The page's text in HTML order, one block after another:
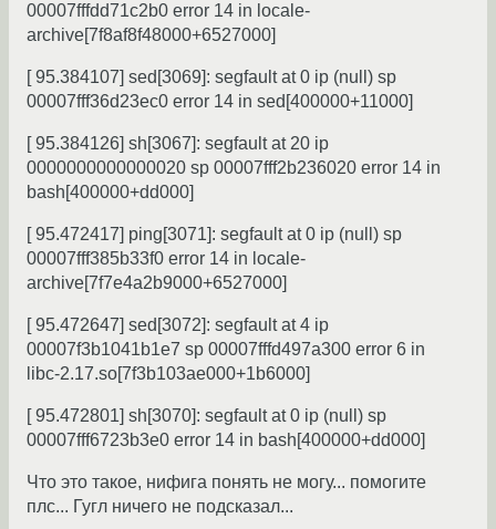
00007fffdd71c2b0 error 14 in locale-
archive[7f8af8f48000+6527000]
[ 95.384107] sed[3069]: segfault at 0 ip (null) sp
00007fff36d23ec0 error 14 in sed[400000+11000]
[ 95.384126] sh[3067]: segfault at 20 ip
0000000000000020 sp 00007fff2b236020 error 14 in
bash[400000+dd000]
[ 95.472417] ping[3071]: segfault at 0 ip (null) sp
00007fff385b33f0 error 14 in locale-
archive[7f7e4a2b9000+6527000]
[ 95.472647] sed[3072]: segfault at 4 ip
00007f3b1041b1e7 sp 00007fffd497a300 error 6 in
libc-2.17.so[7f3b103ae000+1b6000]
[ 95.472801] sh[3070]: segfault at 0 ip (null) sp
00007fff6723b3e0 error 14 in bash[400000+dd000]
Что это такое, нифига понять не могу... помогите
плс... Гугл ничего не подсказал...